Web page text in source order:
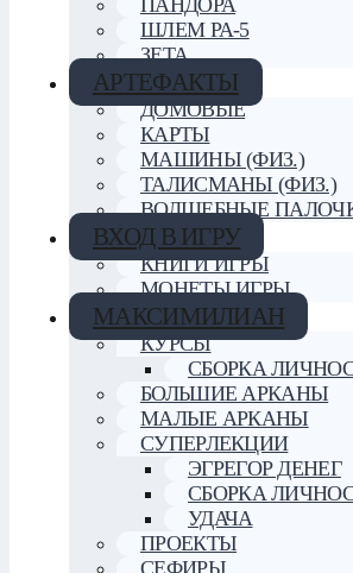
ШЛЕМ РА-5
ЗЕТА
АРТЕФАКТЫ
ДОМОВЫЕ
КАРТЫ
МАШИНЫ (ФИЗ.)
ТАЛИСМАНЫ (ФИЗ.)
ВОЛШЕБНЫЕ
ВХОД В ИГРУ
КНИГИ ИГРЫ
МОНЕТЫ ИГРЫ
МАКСИМИЛИАН
КУРСЫ
СБОРКА
БОЛЬШИЕ АРКАНЫ
МАЛЫЕ АРКАНЫ
СУПЕРЛЕКЦИИ
ЭГРЕГОР ДЕНЕГ
СБОРКА
УДАЧА
ПРОЕКТЫ
СЕФИРЫ